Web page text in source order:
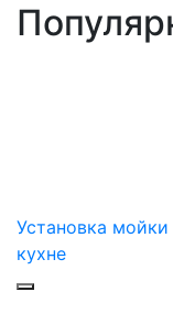
Установка мойки
кухне